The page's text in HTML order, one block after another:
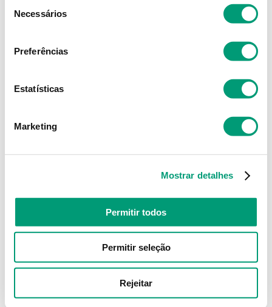
Necessários
Preferências
Estatísticas
Marketing
Mostrar detalhes
Permitir todos
Permitir seleção
Rejeitar